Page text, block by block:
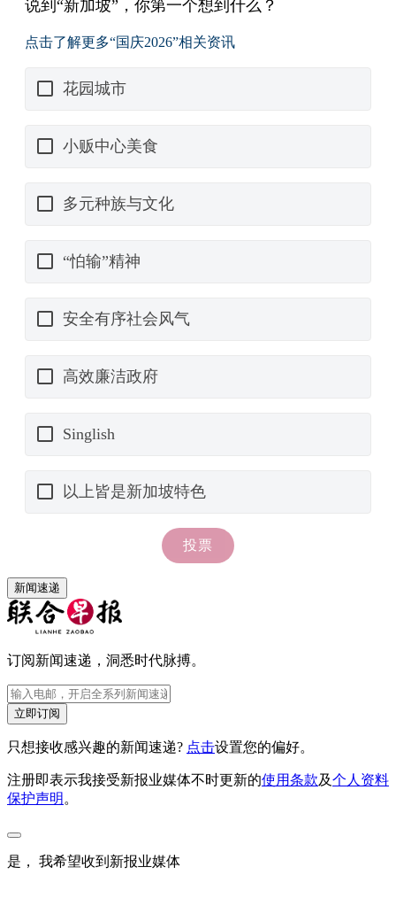
新闻速递
订阅新闻速递，洞悉时代脉搏。
立即订阅
只想接收感兴趣的新闻速递? 点击设置您的偏好。
注册即表示我接受新报业媒体不时更新的使用条款及个人资料
保护声明 。
是， 我希望收到新报业媒体